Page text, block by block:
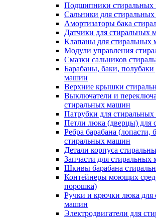
Подшипники
Сальники для
Амортизаторы бака
Датчики для стиральных
Клапаны для
Модули управления
Смазки сальников
Барабаны, баки,
машин
Верхние крышки
Выключатели и
стиральных машин
Патрубки для
Петли люка (дверцы) для
Ребра барабана (лопасти,
стиральных машин
Детали корпуса
Запчасти для
Шкивы барабана
Контейнеры моющих
порошка)
Ручки и крючки люка для
машин
Электродвигатели для